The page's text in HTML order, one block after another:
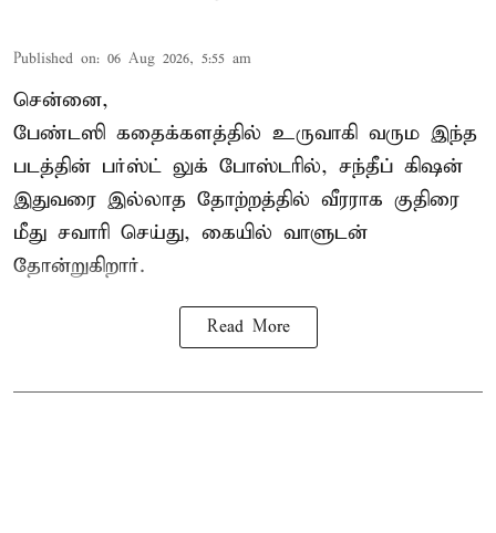
Published on: 06 Aug 2026, 5:55 am
சென்னை,
பேண்டஸி கதைக்களத்தில் உருவாகி வரும இந்த
படத்தின் பர்ஸ்ட் லுக் போஸ்டரில், சந்தீப் கிஷன்
இதுவரை இல்லாத தோற்றத்தில் வீரராக குதிரை
மீது சவாரி செய்து, கையில் வாளுடன்
தோன்றுகிறார்.
Read More